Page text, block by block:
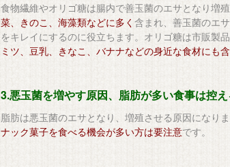
食物繊維やオリゴ糖は腸内で善玉菌のエサとなり増殖
菜、きのこ、海藻類などに多く 含まれ、善玉菌のエ
をキレイにするのに役立ちます。オリゴ糖は市販製品
ミツ、豆乳、きなこ、バナナなどの身近な食材にも含
3.悪玉菌を増やす原因、脂肪が多い食事は控
脂肪は悪玉菌のエサとなり、増殖させる原因になり
ナック菓子を食べる機会が多い方は要注意です。